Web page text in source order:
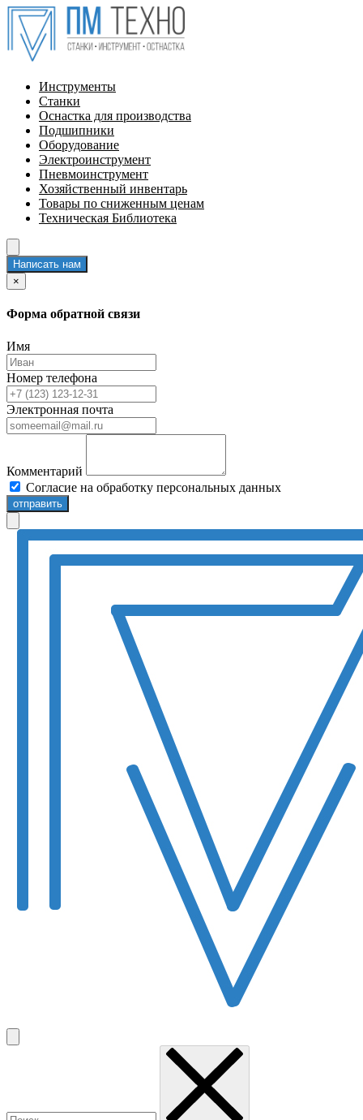
Инструменты
Станки
Оснастка для производства
Подшипники
Оборудование
Электроинструмент
Пневмоинструмент
Хозяйственный инвентарь
Товары по сниженным ценам
Техническая Библиотека
Написать нам
×
Форма обратной связи
Имя
Номер телефона
Электронная почта
Комментарий
Согласие на обработку персональных данных
отправить